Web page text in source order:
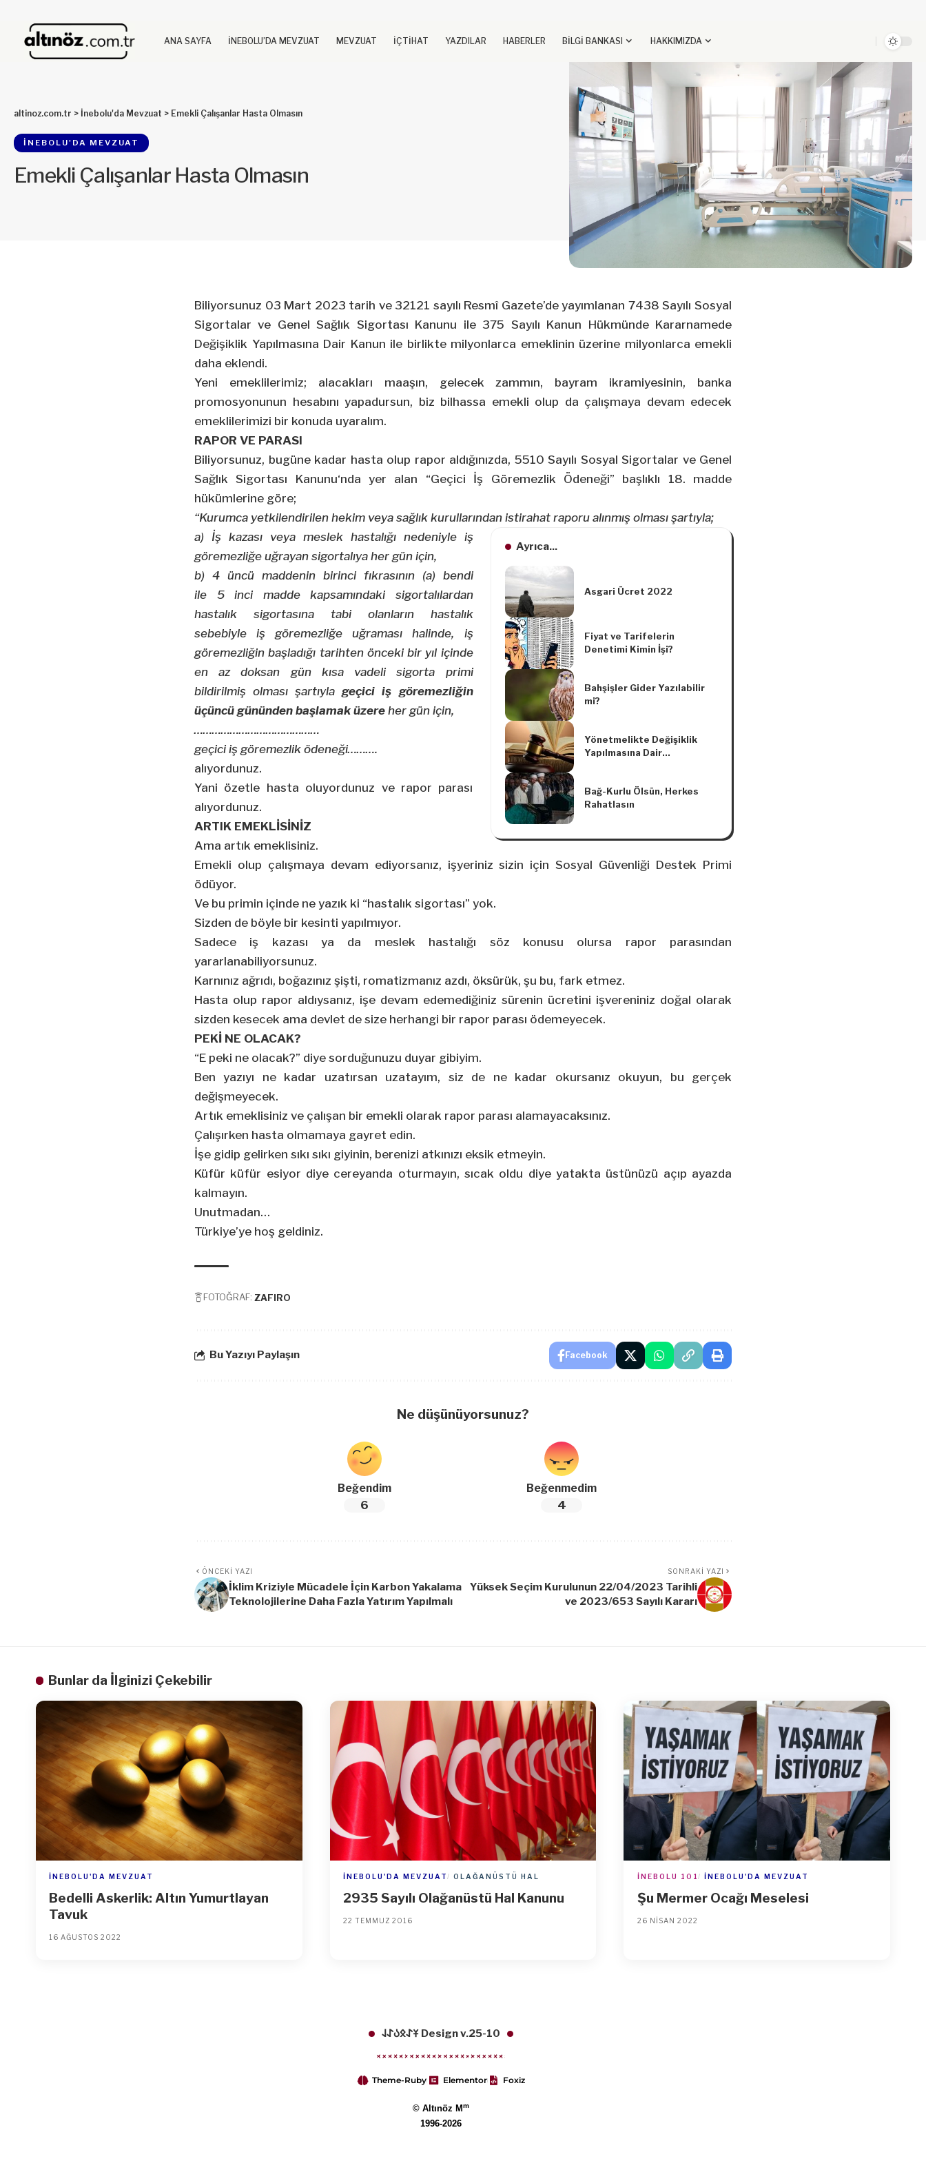
ANA SAYFA İNEBOLU’DA MEVZUAT MEVZUAT İÇTİHAT YAZDILAR HABERLER BİLGİ BANKASI HAKKIMIZDA
altinoz.com.tr > İnebolu'da Mevzuat > Emekli Çalışanlar Hasta Olmasın
İNEBOLU'DA MEVZUAT
Emekli Çalışanlar Hasta Olmasın
Biliyorsunuz 03 Mart 2023 tarih ve 32121 sayılı Resmî Gazete’de yayımlanan 7438 Sayılı Sosyal
Sigortalar ve Genel Sağlık Sigortası Kanunu ile 375 Sayılı Kanun Hükmünde Kararnamede
Değişiklik Yapılmasına Dair Kanun ile birlikte milyonlarca emeklinin üzerine milyonlarca emekli
daha eklendi.
Yeni emeklilerimiz; alacakları maaşın, gelecek zammın, bayram ikramiyesinin, banka
promosyonunun hesabını yapadursun, biz bilhassa emekli olup da çalışmaya devam edecek
emeklilerimizi bir konuda uyaralım.
RAPOR VE PARASI
Biliyorsunuz, bugüne kadar hasta olup rapor aldığınızda, 5510 Sayılı Sosyal Sigortalar ve Genel
Sağlık Sigortası Kanunu‘nda yer alan “Geçici İş Göremezlik Ödeneği” başlıklı 18. madde
hükümlerine göre;
“Kurumca yetkilendirilen hekim veya sağlık kurullarından istirahat raporu alınmış olması şartıyla;
Ayrıca...
Asgari Ücret 2022
Fiyat ve Tarifelerin
Denetimi Kimin İşi?
Bahşişler Gider Yazılabilir
mi?
Yönetmelikte Değişiklik
Yapılmasına Dair
Yönetmelik
Bağ-Kurlu Ölsün, Herkes
Rahatlasın
a) İş kazası veya meslek hastalığı nedeniyle iş
göremezliğe uğrayan sigortalıya her gün için,
b) 4 üncü maddenin birinci fıkrasının (a) bendi
ile 5inci madde kapsamındaki sigortalılardan
hastalık sigortasına tabi olanların hastalık
sebebiyle iş göremezliğe uğraması halinde, iş
göremezliğin başladığı tarihten önceki bir yıl içinde
en az doksan gün kısa vadeli sigorta primi
bildirilmiş olması şartıylageçici iş göremezliğin
üçüncü gününden başlamak üzere her gün için,
……………………………………
geçici iş göremezlik ödeneği……….
alıyordunuz.
Yani özetle hasta oluyordunuz ve rapor parası
alıyordunuz.
ARTIK EMEKLİSİNİZ
Ama artık emeklisiniz.
Emekli olup çalışmaya devam ediyorsanız, işyeriniz sizin için Sosyal Güvenliği Destek Primi
ödüyor.
Ve bu primin içinde ne yazık ki “hastalık sigortası” yok.
Sizden de böyle bir kesinti yapılmıyor.
Sadece iş kazası ya da meslek hastalığı söz konusu olursa rapor parasından
yararlanabiliyorsunuz.
Karnınız ağrıdı, boğazınız şişti, romatizmanız azdı, öksürük, şu bu, fark etmez.
Hasta olup rapor aldıysanız, işe devam edemediğiniz sürenin ücretini işvereniniz doğal olarak
sizden kesecek ama devlet de size herhangi bir rapor parası ödemeyecek.
PEKİ NE OLACAK?
“E peki ne olacak?” diye sorduğunuzu duyar gibiyim.
Ben yazıyı ne kadar uzatırsan uzatayım, siz de ne kadar okursanız okuyun, bu gerçek
değişmeyecek.
Artık emeklisiniz ve çalışan bir emekli olarak rapor parası alamayacaksınız.
Çalışırken hasta olmamaya gayret edin.
İşe gidip gelirken sıkı sıkı giyinin, berenizi atkınızı eksik etmeyin.
Küfür küfür esiyor diye cereyanda oturmayın, sıcak oldu diye yatakta üstünüzü açıp ayazda
kalmayın.
Unutmadan…
Türkiye’ye hoş geldiniz.
FOTOĞRAF: ZAFIRO
Bu Yazıyı Paylaşın Facebook
Ne düşünüyorsunuz?
Beğendim
6
Beğenmedim
4
ÖNCEKI YAZI
İklim Kriziyle Mücadele İçin Karbon Yakalama
Teknolojilerine Daha Fazla Yatırım Yapılmalı
SONRAKI YAZI
Yüksek Seçim Kurulunun 22/04/2023 Tarihli
ve 2023/653 Sayılı Kararı
Bunlar da İlginizi Çekebilir
İNEBOLU'DA MEVZUAT
Bedelli Askerlik: Altın Yumurtlayan
Tavuk
16 AĞUSTOS 2022
İNEBOLU'DA MEVZUAT OLAĞANÜSTÜ HAL
2935 Sayılı Olağanüstü Hal Kanunu
22 TEMMUZ 2016
İNEBOLU 101 İNEBOLU'DA MEVZUAT
Şu Mermer Ocağı Meselesi
26 NISAN 2022
𐱁𐰀𐰋𐰉𐰀𐰞 Design v.25-10
Theme-Ruby Elementor Foxiz
© Altınöz Mm
1996-2026